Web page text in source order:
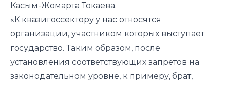
Касым-Жомарта Токаева.
«К квазигоссектору у нас относятся
организации, участником которых выступает
государство. Таким образом, после
установления соответствующих запретов на
законодательном уровне, к примеру, брат,